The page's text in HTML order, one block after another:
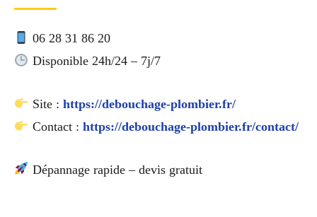
06 28 31 86 20
Disponible 24h/24 – 7j/7
Site : https://debouchage-plombier.fr/
Contact : https://debouchage-plombier.fr/contact/
Dépannage rapide – devis gratuit